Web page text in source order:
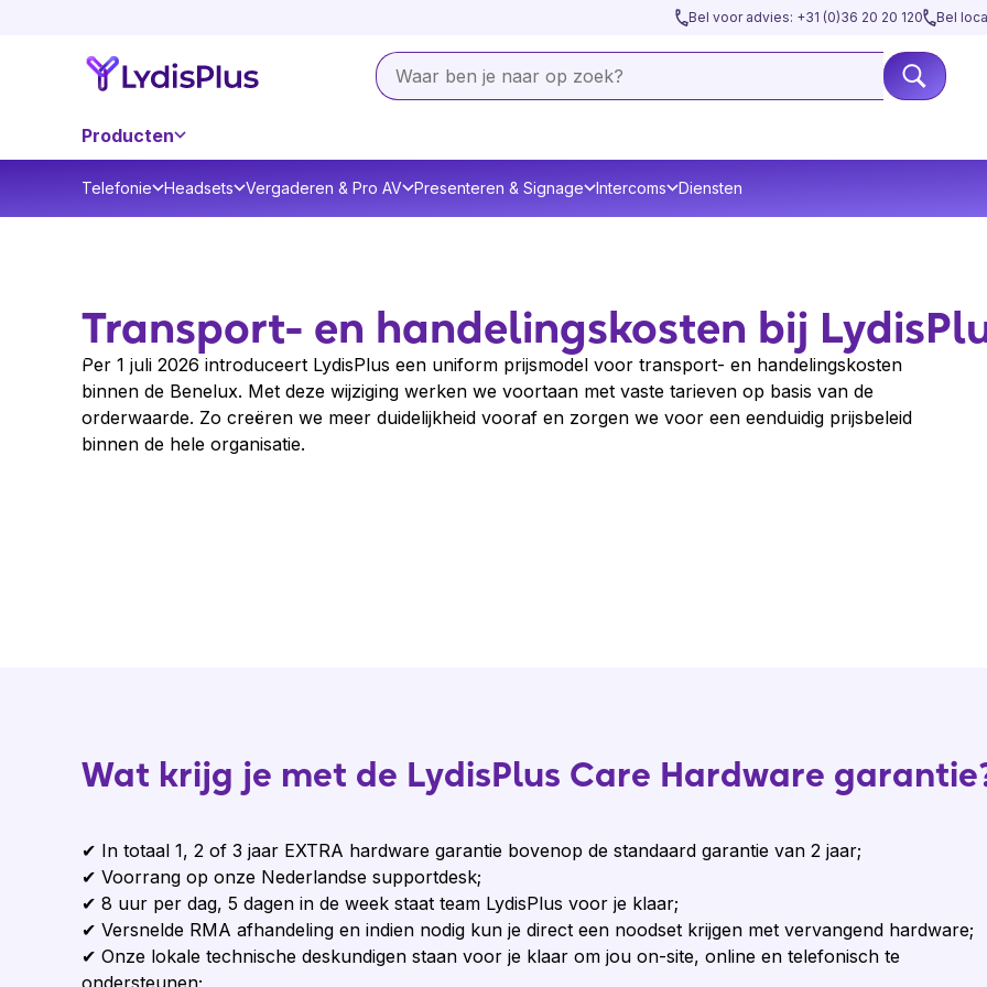
Bel voor advies: +31 (0)36 20 20 120 Bel
Producten
Telefonie Headsets Vergaderen & Pro AV Presenteren & Signage Intercoms Diensten
Transport- en handelingskosten bij
Per 1 juli 2026 introduceert LydisPlus een uniform prijsmodel voor transport- en handelingskosten
binnen de Benelux. Met deze wijziging werken we voortaan met vaste tarieven op basis van de
orderwaarde. Zo creëren we meer duidelijkheid vooraf en zorgen we voor een eenduidig prijsbeleid
binnen de hele organisatie.
Wat krijg je met de LydisPlus Care Hardware
✔ In totaal 1, 2 of 3 jaar EXTRA hardware garantie bovenop de standaard garantie van 2 jaar;
✔ Voorrang op onze Nederlandse supportdesk;
✔ 8 uur per dag, 5 dagen in de week staat team LydisPlus voor je klaar;
✔ Versnelde RMA afhandeling en indien nodig kun je direct een noodset krijgen met vervangend hardware;
✔ Onze lokale technische deskundigen staan voor je klaar om jou on-site, online en telefonisch te
ondersteunen;